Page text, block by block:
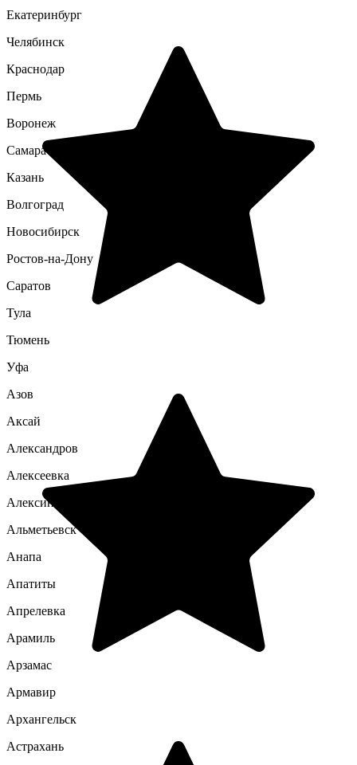
Екатеринбург
Челябинск
Краснодар
Пермь
Воронеж
Самара
Казань
Волгоград
Новосибирск
Ростов-на-Дону
Саратов
Тула
Тюмень
Уфа
Азов
Аксай
Александров
Алексеевка
Алексин
Альметьевск
Анапа
Апатиты
Апрелевка
Арамиль
Арзамас
Армавир
Архангельск
Астрахань